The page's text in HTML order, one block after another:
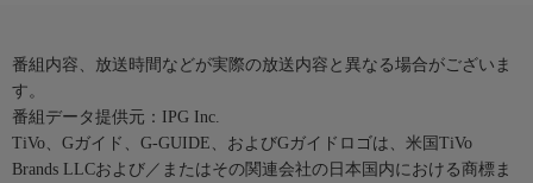
番組内容、放送時間などが実際の放送内容と異なる場合がございま
す。
番組データ提供元：IPG Inc.
TiVo、Gガイド、G-GUIDE、およびGガイドロゴは、米国TiVo
Brands LLCおよび／またはその関連会社の日本国内における商標ま